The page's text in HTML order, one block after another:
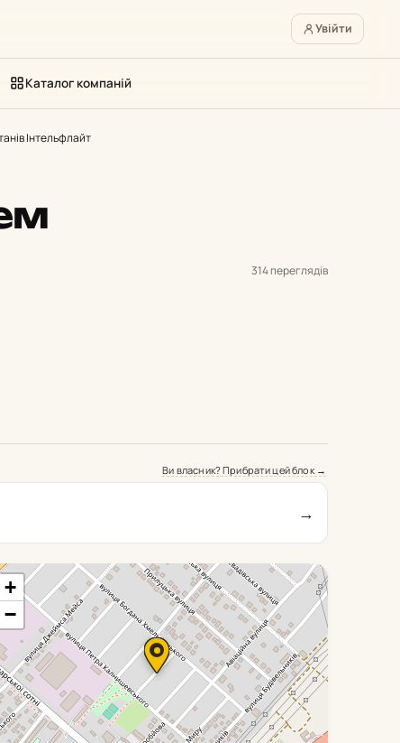
Увійти
Каталог компаній
Інтельфлайт
314 переглядів
Ви власник? Прибрати цей блок →
→
+
−